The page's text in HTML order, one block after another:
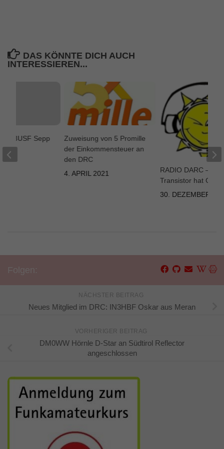
DAS KÖNNTE DICH AUCH
INTERESSIEREN...
Zuweisung von 5 Promille
der Einkommensteuer an
den DRC
4. APRIL 2021
RADIO DARC –
Transistor hat
30. DEZEMBER
IN3USF Sepp
NÄCHSTER BEITRAG
Neues Mitglied im DRC: IN3HBF Oskar aus Meran
VORHERIGER BEITRAG
DM0WW Hörnle D-Star an Südtirol Reflector
angeschlossen